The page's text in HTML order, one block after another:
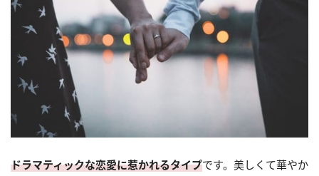
ドラマティックな恋愛に惹かれるタイプです。美しくて華やか